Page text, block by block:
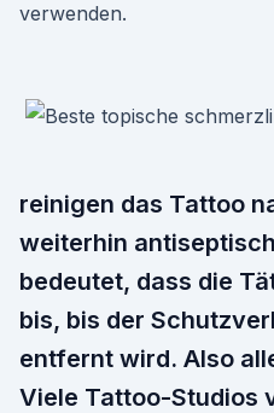
verwenden.
reinigen das Tattoo
weiterhin
bedeutet, dass die
bis, bis der
entfernt wird. Also
Viele Tattoo-Studios